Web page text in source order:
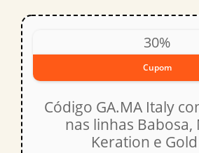
30%
Cupom
Código GA.MA Italy
nas linhas Babosa,
Keration e